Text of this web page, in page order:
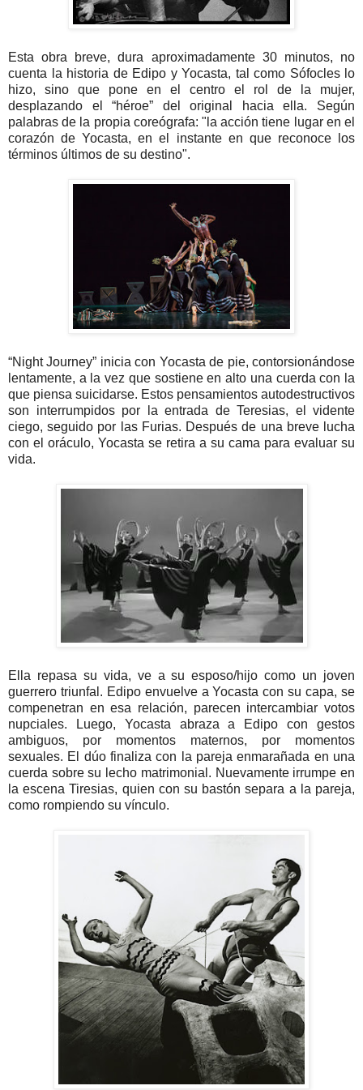
Esta obra breve, dura aproximadamente 30 minutos, no
cuenta la historia de Edipo y Yocasta, tal como Sófocles lo
hizo, sino que pone en el centro el rol de la mujer,
desplazando el “héroe” del original hacia ella. Según
palabras de la propia coreógrafa: "la acción tiene lugar en el
corazón de Yocasta, en el instante en que reconoce los
términos últimos de su destino".
“Night Journey” inicia con Yocasta de pie, contorsionándose
lentamente, a la vez que sostiene en alto una cuerda con la
que piensa suicidarse. Estos pensamientos autodestructivos
son interrumpidos por la entrada de Teresias, el vidente
ciego, seguido por las Furias. Después de una breve lucha
con el oráculo, Yocasta se retira a su cama para evaluar su
vida.
Ella repasa su vida, ve a su esposo/hijo como un joven
guerrero triunfal. Edipo envuelve a Yocasta con su capa, se
compenetran en esa relación, parecen intercambiar votos
nupciales. Luego, Yocasta abraza a Edipo con gestos
ambiguos, por momentos maternos, por momentos
sexuales. El dúo finaliza con la pareja enmarañada en una
cuerda sobre su lecho matrimonial. Nuevamente irrumpe en
la escena Tiresias, quien con su bastón separa a la pareja,
como rompiendo su vínculo.